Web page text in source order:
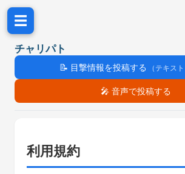
☰
チャリパト
📝 目撃情報を投稿する （テキス
🎤 音声で投稿する
利用規約